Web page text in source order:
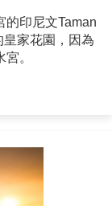
的印尼文Taman
家花園，因為
。